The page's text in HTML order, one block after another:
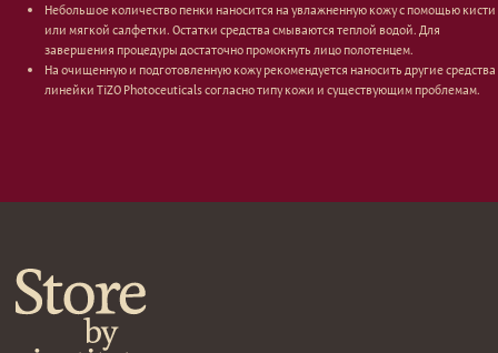
Небольшое количество пенки наносится на увлажненную кожу с помощью кисти
или мягкой салфетки. Остатки средства смываются теплой водой. Для
завершения процедуры достаточно промокнуть лицо полотенцем.
На очищенную и подготовленную кожу рекомендуется наносить другие средства
линейки TiZO Photoceuticals согласно типу кожи и существующим проблемам.
Гаджеты
Сертификаты
Наборы
Клиентам
Система лояльности
Доставка и самовывоз
Оплата и возврат
Уход за губами
Декоротивная косметика
Волосы
Проблемы